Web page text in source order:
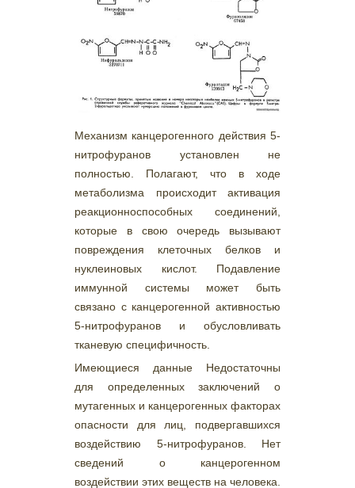
Механизм канцерогенного действия 5-
нитрофуранов установлен не
полностью. Полагают, что в ходе
метаболизма происходит активация
реакционноспособных соединений,
которые в свою очередь вызывают
повреждения клеточных белков и
нуклеиновых кислот. Подавление
иммунной системы может быть
связано с канцерогенной активностью
5-нитрофуранов и обусловливать
тканевую специфичность.
Имеющиеся данные Недостаточны
для определенных заключений о
мутагенных и канцерогенных факторах
опасности для лиц, подвергавшихся
воздействию 5-нитрофуранов. Нет
сведений о канцерогенном
воздействии этих веществ на человека.